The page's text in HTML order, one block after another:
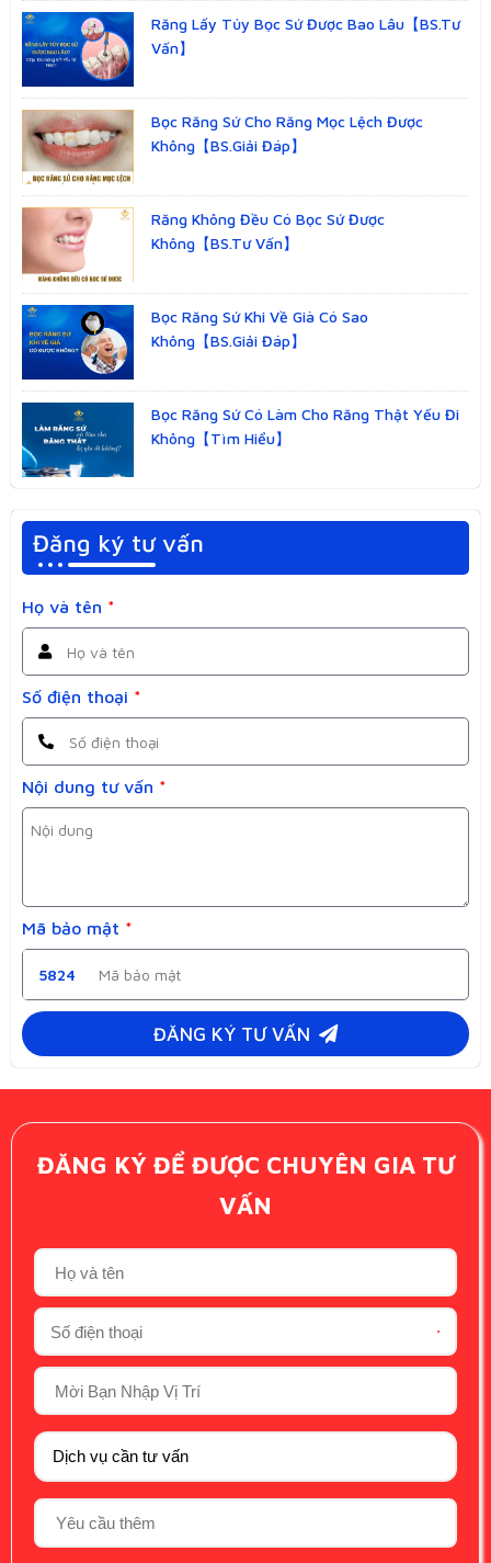
Răng Lấy Tủy Bọc Sứ Được Bao Lâu【BS.Tư
Vấn】
Bọc Răng Sứ Cho Răng Mọc Lệch Được
Không【BS.Giải Đáp】
Răng Không Đều Có Bọc Sứ Được
Không【BS.Tư Vấn】
Bọc Răng Sứ Khi Về Già Có Sao
Không【BS.Giải Đáp】
Bọc Răng Sứ Có Làm Cho Răng Thật Yếu Đi
Không【Tìm Hiểu】
Đăng ký tư vấn
Họ và tên *
Số điện thoại *
Nội dung tư vấn *
Mã bảo mật *
5824
ĐĂNG KÝ TƯ VẤN
ĐĂNG KÝ ĐỂ ĐƯỢC CHUYÊN GIA TƯ
VẤN
*